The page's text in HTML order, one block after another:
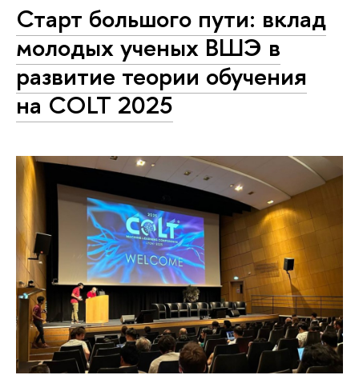
Старт большого пути: вклад
молодых ученых ВШЭ в
развитие теории обучения
на COLT 2025